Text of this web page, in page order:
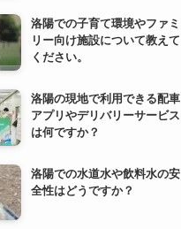
洛陽での子育て環境やファミ
リー向け施設について教えて
ください。
洛陽の現地で利用できる配車
アプリやデリバリーサービス
は何ですか？
洛陽での水道水や飲料水の安
全性はどうですか？